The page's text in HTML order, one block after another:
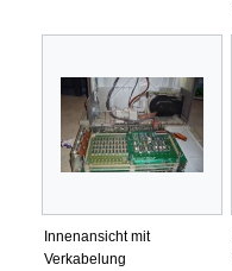
Innenansicht mit
Verkabelung